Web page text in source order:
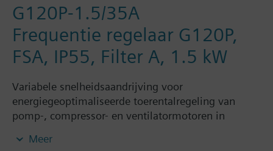
G120P-1.5/35A
Frequentie regelaar G120P,
FSA, IP55, Filter A, 1.5 kW
Variabele snelheidsaandrijving voor
energiegeoptimaliseerde toerentalregeling van
pomp-, compressor- en ventilatormotoren in
Vermogensmodule PM230, besturingseenheid
Meer